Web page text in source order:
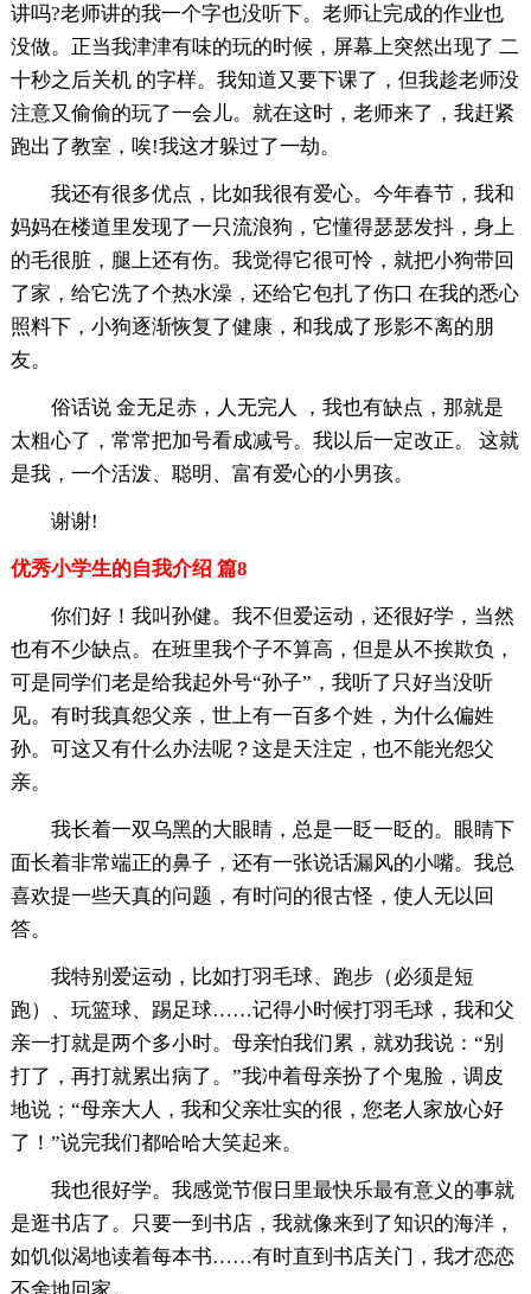
讲吗?老师讲的我一个字也没听下。老师让完成的作业也
没做。正当我津津有味的玩的时候，屏幕上突然出现了 二
十秒之后关机 的字样。我知道又要下课了，但我趁老师没
注意又偷偷的玩了一会儿。就在这时，老师来了，我赶紧
跑出了教室，唉!我这才躲过了一劫。
我还有很多优点，比如我很有爱心。今年春节，我和
妈妈在楼道里发现了一只流浪狗，它懂得瑟瑟发抖，身上
的毛很脏，腿上还有伤。我觉得它很可怜，就把小狗带回
了家，给它洗了个热水澡，还给它包扎了伤口 在我的悉心
照料下，小狗逐渐恢复了健康，和我成了形影不离的朋
友。
俗话说 金无足赤，人无完人 ，我也有缺点，那就是
太粗心了，常常把加号看成减号。我以后一定改正。 这就
是我，一个活泼、聪明、富有爱心的小男孩。
谢谢!
优秀小学生的自我介绍 篇8
你们好！我叫孙健。我不但爱运动，还很好学，当然
也有不少缺点。在班里我个子不算高，但是从不挨欺负，
可是同学们老是给我起外号“孙子”，我听了只好当没听
见。有时我真怨父亲，世上有一百多个姓，为什么偏姓
孙。可这又有什么办法呢？这是天注定，也不能光怨父
亲。
我长着一双乌黑的大眼睛，总是一眨一眨的。眼睛下
面长着非常端正的鼻子，还有一张说话漏风的小嘴。我总
喜欢提一些天真的问题，有时问的很古怪，使人无以回
答。
我特别爱运动，比如打羽毛球、跑步（必须是短
跑）、玩篮球、踢足球……记得小时候打羽毛球，我和父
亲一打就是两个多小时。母亲怕我们累，就劝我说：“别
打了，再打就累出病了。”我冲着母亲扮了个鬼脸，调皮
地说；“母亲大人，我和父亲壮实的很，您老人家放心好
了！”说完我们都哈哈大笑起来。
我也很好学。我感觉节假日里最快乐最有意义的事就
是逛书店了。只要一到书店，我就像来到了知识的海洋，
如饥似渴地读着每本书……有时直到书店关门，我才恋恋